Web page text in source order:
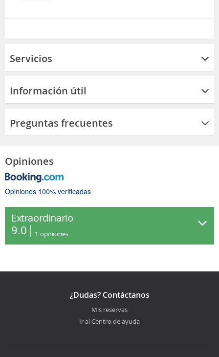
Servicios
Información útil
Preguntas frecuentes
Opiniones
Opiniones 100% verificadas
Extraordinario
9.0 1 opiniones
¿Dudas? Contáctanos
Mis reservas
Ir al Centro de ayuda